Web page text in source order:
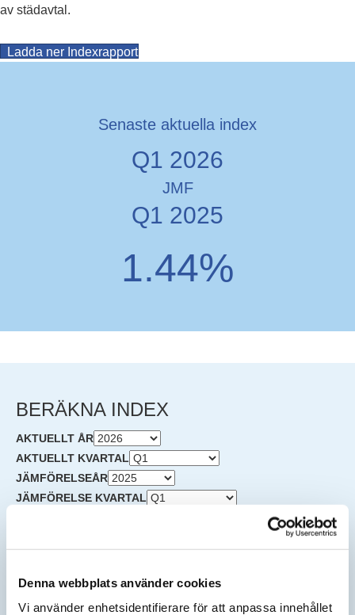
Denna webbplats använder cookies
Vi använder enhetsidentifierare för att anpassa innehållet
av städavtal.
Ladda ner Indexrapport(opens in new tab)
Senaste aktuella index
Q1 2026
JMF
Q1 2025
1.44%
BERÄKNA INDEX
AKTUELLT ÅR
AKTUELLT KVARTAL
JÄMFÖRELSEÅR
JÄMFÖRELSE KVARTAL
NYTT KONTRAKTSPRIS EFTER HÖJNING KOMMER ATT
HÄR KAN DU BERÄKNA